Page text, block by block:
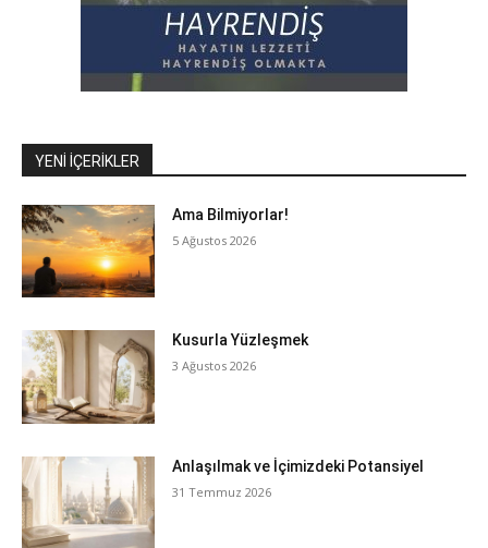
YENI İÇERIKLER
Ama Bilmiyorlar!
5 Ağustos 2026
Kusurla Yüzleşmek
3 Ağustos 2026
Anlaşılmak ve İçimizdeki Potansiyel
31 Temmuz 2026